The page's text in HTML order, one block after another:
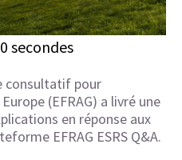
secondes
consultatif pour
(EFRAG) a livré une
en réponse aux
EFRAG ESRS Q&A.